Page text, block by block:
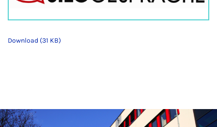
Download (31 KB)